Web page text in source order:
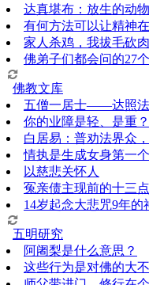
达真堪布：放生的动
有何方法可以让精神
家人杀鸡，我拔毛砍
佛弟子们都会问的27
佛教文库
五僧一居士——达照
你的业障是轻、是重
白居易：普劝法界众
情执是生成女身第一
以慈悲关怀人
冤亲债主现前的十三
14岁起念大悲咒9年的
五明研究
阿阇梨是什么意思？
这些行为是对佛的大